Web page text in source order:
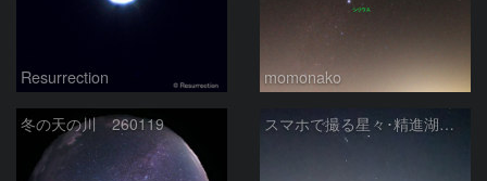
Resurrection momonako
冬の天の川 260119 スマホで撮る星々･精進湖での冬の星座